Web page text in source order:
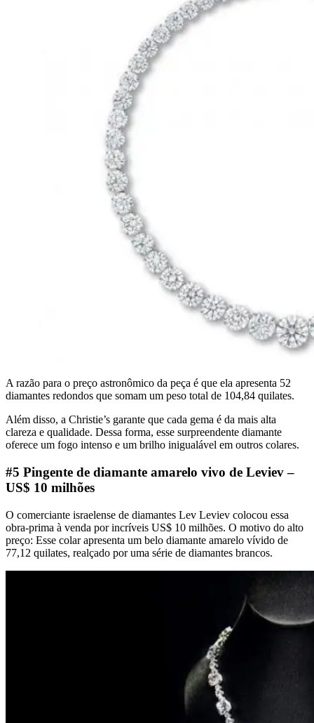
A razão para o preço astronômico da peça é que ela apresenta 52
diamantes redondos que somam um peso total de 104,84 quilates.
Além disso, a Christie’s garante que cada gema é da mais alta
clareza e qualidade. Dessa forma, esse surpreendente diamante
oferece um fogo intenso e um brilho inigualável em outros colares.
#5 Pingente de diamante amarelo vivo de Leviev –
US$ 10 milhões
O comerciante israelense de diamantes Lev Leviev colocou essa
obra-prima à venda por incríveis US$ 10 milhões. O motivo do alto
preço: Esse colar apresenta um belo diamante amarelo vívido de
77,12 quilates, realçado por uma série de diamantes brancos.